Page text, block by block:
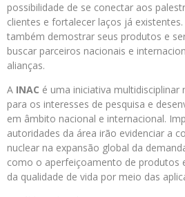
possibilidade de se conectar aos
clientes e fortalecer laços já
também demostrar seus produtos e
buscar parceiros nacionais e
alianças.
A INAC é uma iniciativa multidisciplinar
para os interesses de pesquisa e
em âmbito nacional e internacional.
autoridades da área irão evidenciar a
nuclear na expansão global da
como o aperfeiçoamento de produtos
da qualidade de vida por meio das